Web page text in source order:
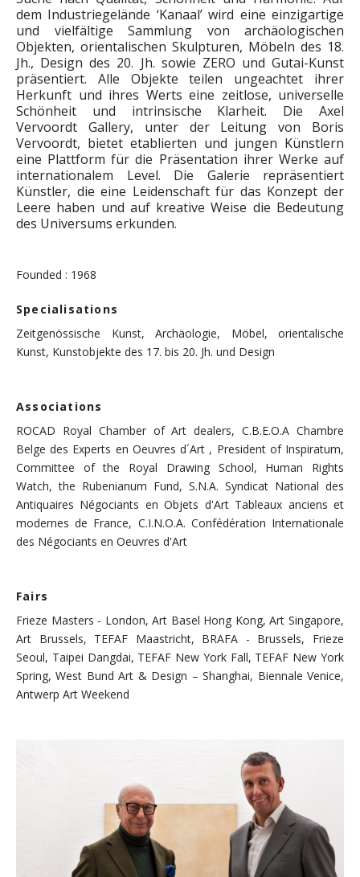
dem Industriegelände ‘Kanaal’ wird eine einzigartige
und vielfältige Sammlung von archäologischen
Objekten, orientalischen Skulpturen, Möbeln des 18.
Jh., Design des 20. Jh. sowie ZERO und Gutai-Kunst
präsentiert. Alle Objekte teilen ungeachtet ihrer
Herkunft und ihres Werts eine zeitlose, universelle
Schönheit und intrinsische Klarheit. Die Axel
Vervoordt Gallery, unter der Leitung von Boris
Vervoordt, bietet etablierten und jungen Künstlern
eine Plattform für die Präsentation ihrer Werke auf
internationalem Level. Die Galerie repräsentiert
Künstler, die eine Leidenschaft für das Konzept der
Leere haben und auf kreative Weise die Bedeutung
des Universums erkunden.
Founded : 1968
Specialisations
Zeitgenössische Kunst, Archäologie, Möbel, orientalische
Kunst, Kunstobjekte des 17. bis 20. Jh. und Design
Associations
ROCAD Royal Chamber of Art dealers, C.B.E.O.A Chambre
Belge des Experts en Oeuvres d´Art , President of Inspiratum,
Committee of the Royal Drawing School, Human Rights
Watch, the Rubenianum Fund, S.N.A. Syndicat National des
Antiquaires Négociants en Objets d'Art Tableaux anciens et
modernes de France, C.I.N.O.A. Confédération Internationale
des Négociants en Oeuvres d'Art
Fairs
Frieze Masters - London, Art Basel Hong Kong, Art Singapore,
Art Brussels, TEFAF Maastricht, BRAFA - Brussels, Frieze
Seoul, Taipei Dangdai, TEFAF New York Fall, TEFAF New York
Spring, West Bund Art & Design – Shanghai, Biennale Venice,
Antwerp Art Weekend